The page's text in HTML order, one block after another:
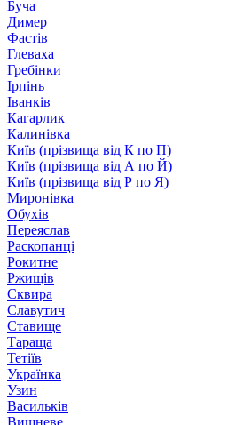
Буча
Димер
Фастів
Глеваха
Гребінки
Ірпінь
Іванків
Кагарлик
Калинівка
Київ (прізвища від К по П)
Київ (прізвища від А по Й)
Київ (прізвища від Р по Я)
Миронівка
Обухів
Переяслав
Раскопанці
Рокитне
Ржищів
Сквира
Славутич
Ставище
Тараща
Тетіїв
Українка
Узин
Васильків
Вишневе